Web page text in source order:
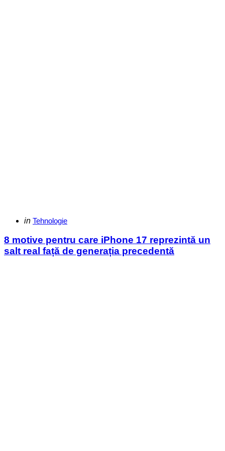
Categories
Posted
in Tehnologie
8 motive pentru care iPhone 17 reprezintă un
salt real față de generația precedentă